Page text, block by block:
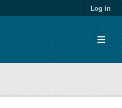
Log in